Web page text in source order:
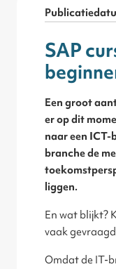
SAP
Een groot
er op dit
naar een ICT-
branche de
liggen.
En wat blijkt?
vaak
Omdat de IT-